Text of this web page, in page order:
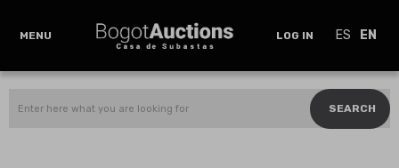
MENU LOG IN ES EN
SEARCH